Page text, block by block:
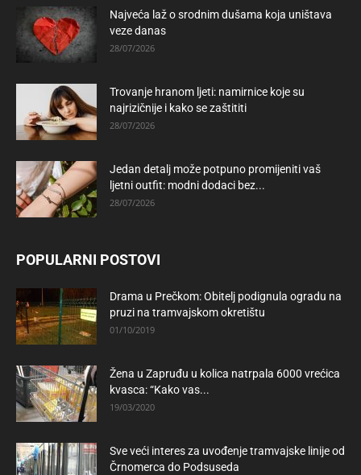
Najveća laž o srodnim dušama koja uništava
veze danas
28/07/2026
Trovanje hranom ljeti: namirnice koje su
najrizičnije i kako se zaštititi
28/07/2026
Jedan detalj može potpuno promijeniti vaš
ljetni outfit: modni dodaci bez...
28/07/2026
POPULARNI POSTOVI
Drama u Prečkom: Obitelj podignula ogradu na
pruzi na tramvajskom okretištu
01/10/2019
Žena u Zapruđu u kolica natrpala 6000 vrećica
kvasca: “Kako vas...
19/03/2020
Sve veći interes za uvođenje tramvajske linije od
Črnomerca do Podsuseda